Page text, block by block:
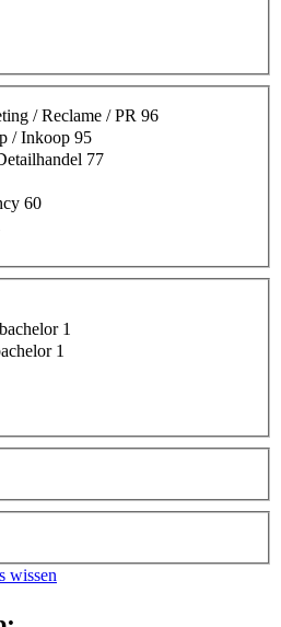
/ Reclame / PR 96
/ Inkoop 95
77
60
1
1
wissen